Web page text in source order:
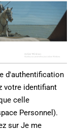
d'authentification
votre identifiant
celle
Personnel).
sur Je me